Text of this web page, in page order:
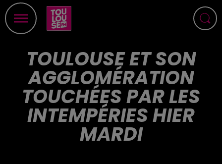
TOULOUSE ET SON
AGGLOMÉRATION
TOUCHÉES PAR LES
INTEMPÉRIES HIER
MARDI